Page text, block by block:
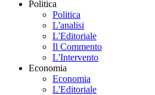
Politica
Politica
L'analisi
L'Editoriale
Il Commento
L'Intervento
Economia
Economia
L'Editoriale